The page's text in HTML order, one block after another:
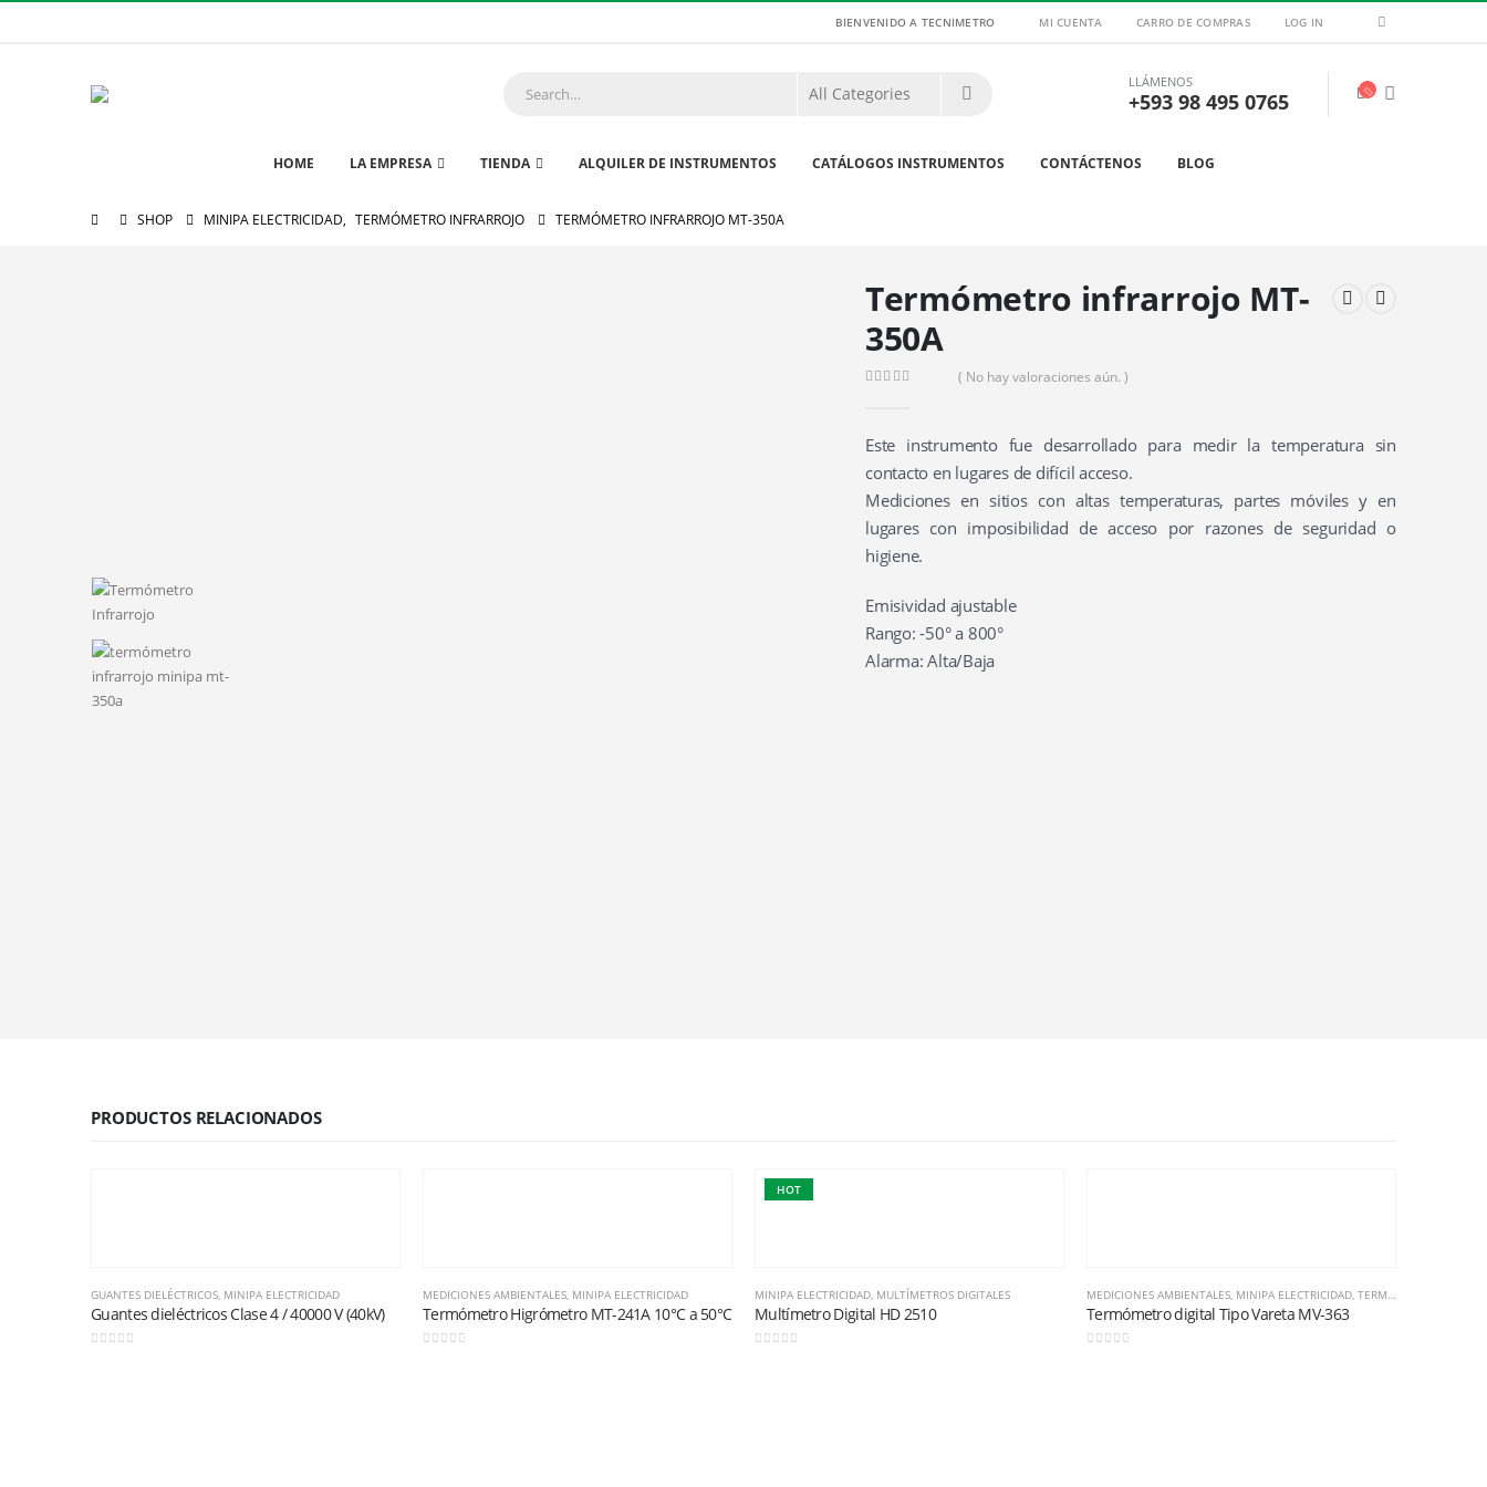
BIENVENIDO A TECNIMETRO MI CUENTA CARRO DE COMPRAS LOG IN
LLÁMENOS
+593 98 495 0765
HOME LA EMPRESA TIENDA ALQUILER DE INSTRUMENTOS CATÁLOGOS INSTRUMENTOS CONTÁCTENOS BLOG
SHOP MINIPA ELECTRICIDAD, TERMÓMETRO INFRARROJO TERMÓMETRO INFRARROJO MT-350A
Termómetro infrarrojo MT-
350A
( No hay valoraciones aún. )
Este instrumento fue desarrollado para medir la temperatura sin
contacto en lugares de difícil acceso.
Mediciones en sitios con altas temperaturas, partes móviles y en
lugares con imposibilidad de acceso por razones de seguridad o
higiene.
Emisividad ajustable
Rango: -50° a 800°
Alarma: Alta/Baja
PRODUCTOS RELACIONADOS
GUANTES DIELÉCTRICOS MINIPA ELECTRICIDAD
Guantes dieléctricos Clase 4 / 40000 V (40kV)
MEDICIONES AMBIENTALES MINIPA ELECTRICIDAD
Termómetro Higrómetro MT-241A 10°C a 50°C
HOT
MINIPA ELECTRICIDAD MULTÍMETROS DIGITALES
Multímetro Digital HD 2510
MEDICIONES AMBIENTALES MINIPA ELECTRICIDAD TERMÓMETRO DIGITAL TIPO VARETA
Termómetro digital Tipo Vareta MV-363